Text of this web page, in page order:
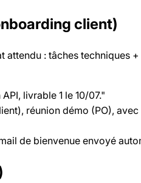
client)
: tâches techniques
livrable 1 le 10/07."
réunion démo (PO),
de bienvenue envoyé